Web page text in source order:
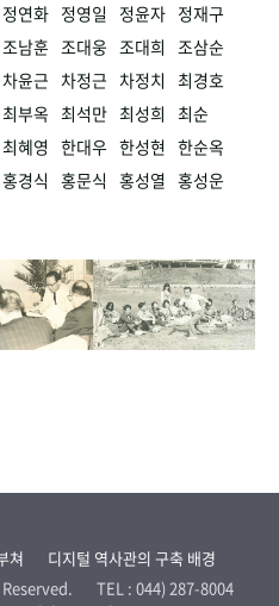
정연화 정영일 정윤자 정재구
조남훈 조대웅 조대희 조삼순
차윤근 차정근 차정치 최경호
최부옥 최석만 최성희 최순
최혜영 한대우 한성현 한순옥
홍경식 홍문식 홍성열 홍성운
쳐
디지털 역사관의 구축 배경
TEL : 044) 287-8004